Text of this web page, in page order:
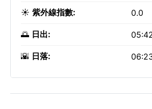
☀️ 紫外線指數: 0.0
🌅 日出:
🌇 日落: